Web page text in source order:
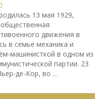
13 мая 1929,
движения в
в семье механика и
машинисткой в одном из
партии. 23
де-Кор, во …